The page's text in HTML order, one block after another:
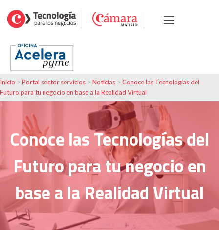
Inicio > Portal sector servicios > Noticias > Conoce las Tecnologías del
Futuro para tu negocio en base a la Realidad Virtual
Conoce las Tecnologías del
Futuro para tu negocio en
base a la Realidad Virtual